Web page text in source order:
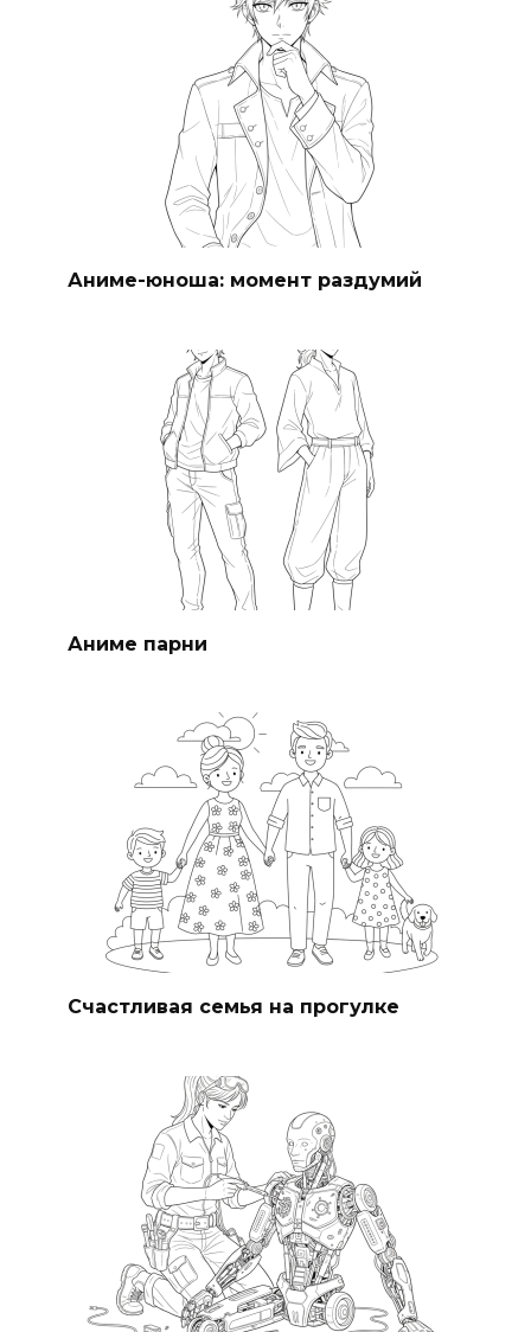
Аниме-юноша: момент раздумий
Аниме парни
Счастливая семья на прогулке